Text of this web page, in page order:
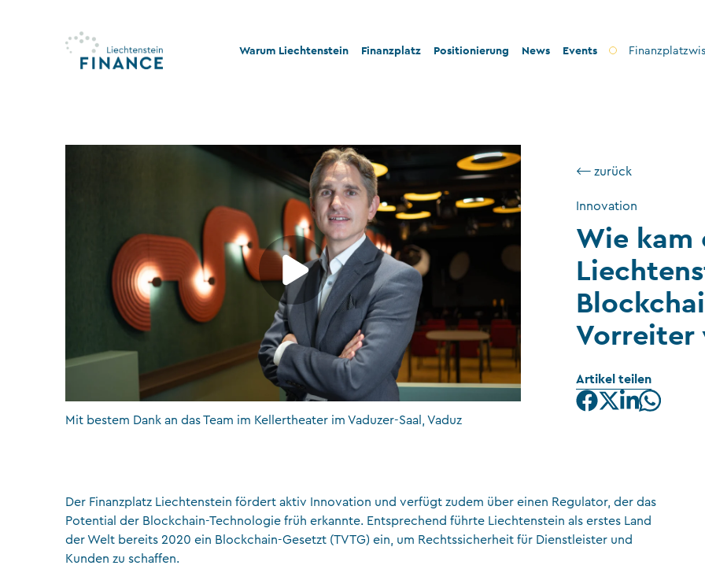
Warum Liechtenstein
Stabilität und Rechtssicherheit
Rechts- und Steuerkonformität
Nachhaltigkeit und Philanthropie
Stiftungswesen
Finanzplatz
Treuhandsektor
Vermögensverwaltung
Fondsplatz
Versicherungen
Gemeinnützige Stiftungen und Trusts
Wirtschaftsprüfung
VT-Dienstleistungen
Versicherungsvermittler
CFA Society Liechtenstein
Positionierung
Stabilität und Sicherheit
Konformität
Nachhaltigkeit
News Events
Mit bestem Dank an das Team im Kellertheater im Vaduzer-Saal, Vaduz
⟵ zurück
Innovation
Wie kam
Vorreiter
Artikel teilen
Der Finanzplatz Liechtenstein fördert aktiv Innovation und verfügt zudem über einen Regulator, der das
Potential der Blockchain-Technologie früh erkannte. Entsprechend führte Liechtenstein als erstes Land
der Welt bereits 2020 ein Blockchain-Gesetzt (TVTG) ein, um Rechtssicherheit für Dienstleister und
Kunden zu schaffen.